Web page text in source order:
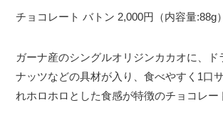
チョコレート バトン 2,000円（内容量:88g）
ガーナ産のシングルオリジンカカオに、ド
ナッツなどの具材が入り、食べやすく1口
れホロホロとした食感が特徴のチョコレー